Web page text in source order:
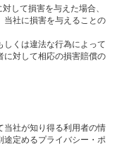
して損害を与えた場合、
当社に損害を与えることの
くは違法な行為によって
に対して相応の損害賠償の
社が知り得る利用者の情
定めるプライバシー・ポ